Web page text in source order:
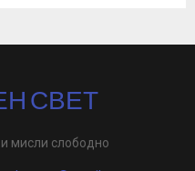
СВЕТ
мисли слободно